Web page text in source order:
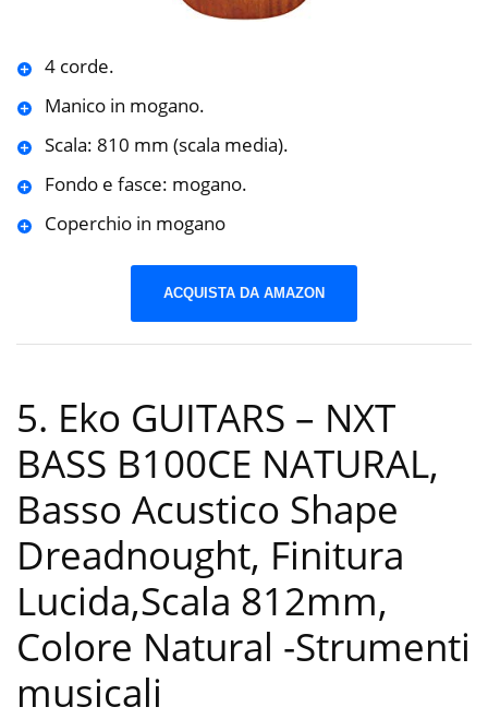
4 corde.
Manico in mogano.
Scala: 810 mm (scala media).
Fondo e fasce: mogano.
Coperchio in mogano
ACQUISTA DA AMAZON
5. Eko GUITARS – NXT
BASS B100CE NATURAL,
Basso Acustico Shape
Dreadnought, Finitura
Lucida,Scala 812mm,
Colore Natural -Strumenti
musicali